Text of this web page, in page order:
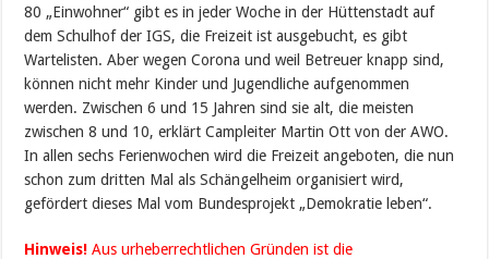
80 „Einwohner“ gibt es in jeder Woche in der Hüttenstadt auf
dem Schulhof der IGS, die Freizeit ist ausgebucht, es gibt
Wartelisten. Aber wegen Corona und weil Betreuer knapp sind,
können nicht mehr Kinder und Jugendliche aufgenommen
werden. Zwischen 6 und 15 Jahren sind sie alt, die meisten
zwischen 8 und 10, erklärt Campleiter Martin Ott von der AWO.
In allen sechs Ferienwochen wird die Freizeit angeboten, die nun
schon zum dritten Mal als Schängelheim organisiert wird,
gefördert dieses Mal vom Bundesprojekt „Demokratie leben“.
Hinweis! Aus urheberrechtlichen Gründen ist die